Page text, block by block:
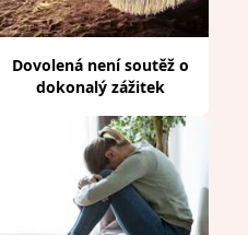
Dovolená není soutěž o
dokonalý zážitek